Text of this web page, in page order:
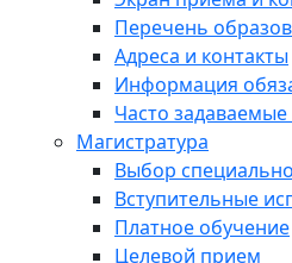
Перечень
Адреса и контакты
Информация
Часто
Магистратура
Выбор
Вступительные
Платное обучение
Целевой прием